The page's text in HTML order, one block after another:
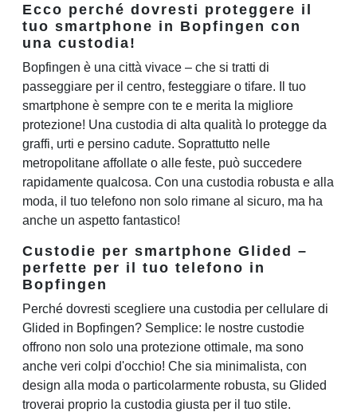
Ecco perché dovresti proteggere il
tuo smartphone in Bopfingen con
una custodia!
Bopfingen è una città vivace – che si tratti di
passeggiare per il centro, festeggiare o tifare. Il tuo
smartphone è sempre con te e merita la migliore
protezione! Una custodia di alta qualità lo protegge da
graffi, urti e persino cadute. Soprattutto nelle
metropolitane affollate o alle feste, può succedere
rapidamente qualcosa. Con una custodia robusta e alla
moda, il tuo telefono non solo rimane al sicuro, ma ha
anche un aspetto fantastico!
Custodie per smartphone Glided –
perfette per il tuo telefono in
Bopfingen
Perché dovresti scegliere una custodia per cellulare di
Glided in Bopfingen? Semplice: le nostre custodie
offrono non solo una protezione ottimale, ma sono
anche veri colpi d'occhio! Che sia minimalista, con
design alla moda o particolarmente robusta, su Glided
troverai proprio la custodia giusta per il tuo stile.